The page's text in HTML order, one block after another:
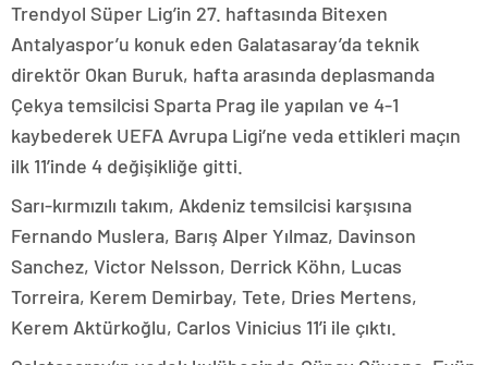
Trendyol Süper Lig’in 27. haftasında Bitexen
Antalyaspor’u konuk eden Galatasaray’da teknik
direktör Okan Buruk, hafta arasında deplasmanda
Çekya temsilcisi Sparta Prag ile yapılan ve 4-1
kaybederek UEFA Avrupa Ligi’ne veda ettikleri maçın
ilk 11’inde 4 değişikliğe gitti.
Sarı-kırmızılı takım, Akdeniz temsilcisi karşısına
Fernando Muslera, Barış Alper Yılmaz, Davinson
Sanchez, Victor Nelsson, Derrick Köhn, Lucas
Torreira, Kerem Demirbay, Tete, Dries Mertens,
Kerem Aktürkoğlu, Carlos Vinicius 11’i ile çıktı.